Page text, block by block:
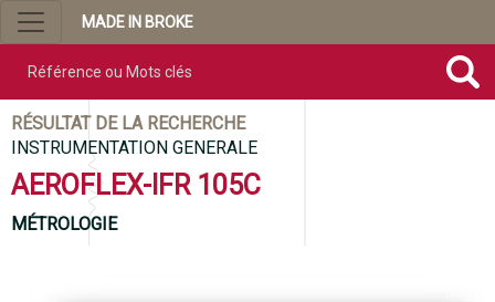
MADE IN BROKE
RÉSULTAT DE LA RECHERCHE
INSTRUMENTATION GENERALE
AEROFLEX-IFR 105C
MÉTROLOGIE